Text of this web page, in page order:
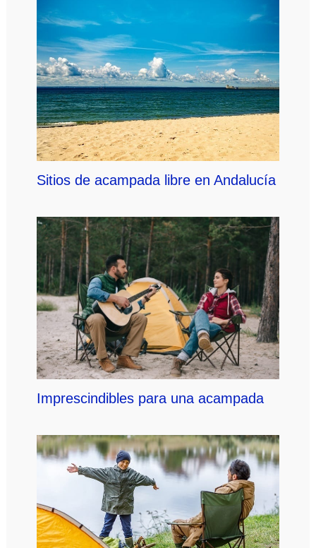
Sitios de acampada libre en Andalucía
Imprescindibles para una acampada